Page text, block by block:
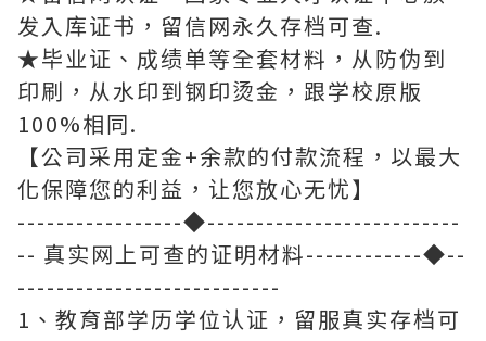
发入库证书，留信网永久存档可查.
★毕业证、成绩单等全套材料，从防伪到
印刷，从水印到钢印烫金，跟学校原版
100%相同.
【公司采用定金+余款的付款流程，以最大
化保障您的利益，让您放心无忧】
-----------------◆--------------------------
-- 真实网上可查的证明材料------------◆--
---------------------------
1、教育部学历学位认证，留服真实存档可